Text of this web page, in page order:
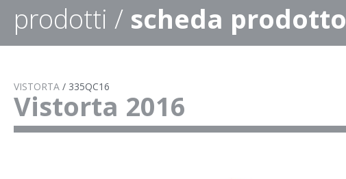
prodotti / scheda prodotto
VISTORTA / 335QC16
Vistorta 2016